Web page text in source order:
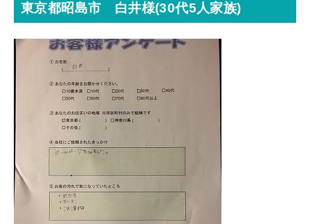
東京都昭島市 白井様(30代5人家族)